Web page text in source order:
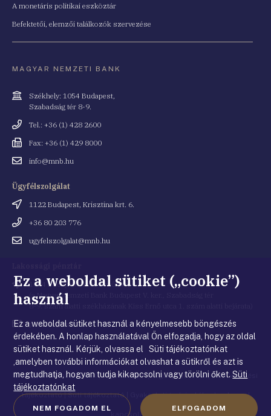
A monetáris politikai eszköztár
Befektetői, elemzői találkozók szervezése
MAGYAR NEMZETI BANK
Cím
Székhely: 1054 Budapest,
Szabadság tér 8-9.
Telefonszám
Tel.: +36 (1) 428 2600
Fax
Fax: +36 (1) 429 8000
Emailinfo@mnb.hu
Ügyfélszolgálat
Cím
1122 Budapest, Krisztina krt. 6.
Telefonszám
+36 80 203 776
Emailugyfelszolgalat@mnb.hu
Cím 1054 Budapest, Kiss Ernő utca 1.
(a Magyar Nemzeti Bank Budapest V. ker., Szabadság tér
8-9. szám alatti székházának Kiss Ernő utca 1. szám alatti bejárata)
Email
cím
penztar@mnb.hu
© Magyar Nemzeti Bank |Impresszum|Jogi nyilatkozat|Adatkezelési
tájékoztató|Süti tájékoztató| Gyakorlati tudnivalók a honlappal
kapcsolatban
Ez a weboldal sütiket („cookie”)
használ
Ez a weboldal sütiket használ a kényelmesebb böngészés
érdekében. A honlap használatával Ön elfogadja, hogy az oldal
sütiket használ. Kérjük, olvassa el Süti tájékoztatónkat
,amelyben további információkat olvashat a sütikről és azt is
megtudhatja, hogyan tudja kikapcsolni vagy törölni őket.Süti
tájékoztatónkat
NEM FOGADOM EL ELFOGADOM